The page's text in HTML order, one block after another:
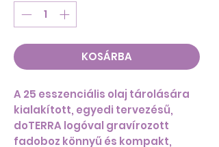
KOSÁRBA
A 25 esszenciális olaj tárolására
kialakított, egyedi tervezésű,
doTERRA logóval gravírozott
fadoboz könnyű és kompakt,